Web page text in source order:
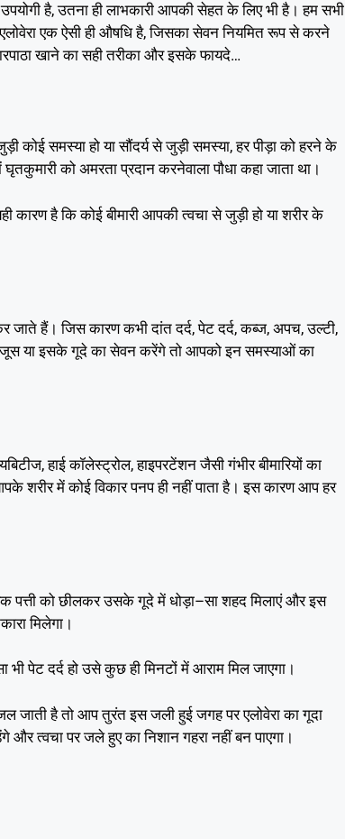
है,उतना ही लाभकारी आपकी सेहत के लिए भी है। हम सभी
एक ऐसी ही औषधि है,जिसका सेवन नियमित रूप से करने
खाने का सही तरीका और इसके फायदे…
कोई समस्या हो या सौंदर्य से जुड़ी समस्या,हर पीड़ा को हरने के
को अमरता प्रदान करनेवाला पौधा कहा जाता था।
कारण है कि कोई बीमारी आपकी त्वचा से जुड़ी हो या शरीर के
हैं। जिस कारण कभी दांत दर्द,पेट दर्द,कब्ज, अपच,उल्टी,
जूस या इसके गूदे का सेवन करेंगे तो आपको इन समस्याओं का
,हाई कॉलेस्ट्रोल,हाइपरटेंशन जैसी गंभीर बीमारियों का
शरीर में कोई विकार पनप ही नहीं पाता है। इस कारण आप हर
पत्ती को छीलकर उसके गूदे में धोड़ा–सा शहद मिलाएं और इस
मिलेगा।
भी पेट दर्द हो उसे कुछ ही मिनटों में आराम मिल जाएगा।
जाती है तो आप तुरंत इस जली हुई जगह पर एलोवेरा का गूदा
त्वचा पर जले हुए का निशान गहरा नहीं बन पाएगा।